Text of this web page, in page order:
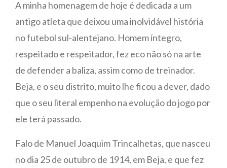
A minha homenagem de hoje é dedicada a um
antigo atleta que deixou uma inolvidável história
no futebol sul-alentejano. Homem íntegro,
respeitado e respeitador, fez eco não só na arte
de defender a baliza, assim como de treinador.
Beja, e o seu distrito, muito lhe ficou a dever, dado
que o seu literal empenho na evolução do jogo por
ele terá passado.
Falo de Manuel Joaquim Trincalhetas, que nasceu
no dia 25 de outubro de 1914, em Beja, e que fez